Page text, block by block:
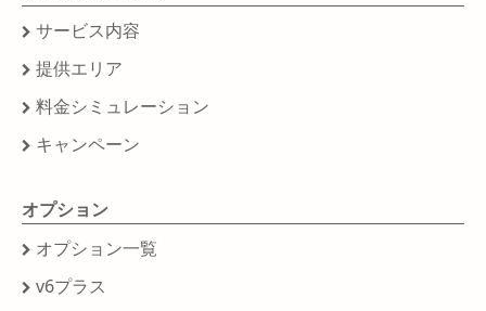
サービス内容
提供エリア
料金シミュレーション
キャンペーン
オプション
オプション一覧
v6プラス